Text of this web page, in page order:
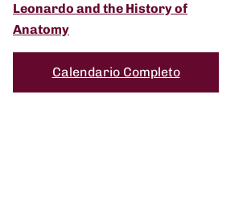
Leonardo and the History of
Anatomy
Calendario Completo